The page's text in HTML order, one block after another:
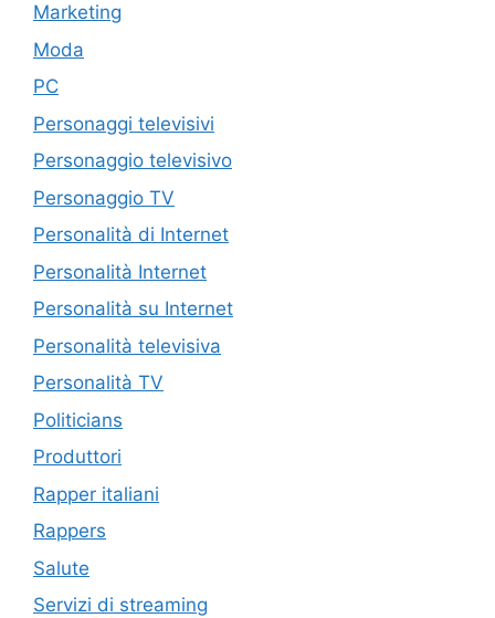
Marketing
Moda
PC
Personaggi televisivi
Personaggio televisivo
Personaggio TV
Personalità di Internet
Personalità Internet
Personalità su Internet
Personalità televisiva
Personalità TV
Politicians
Produttori
Rapper italiani
Rappers
Salute
Servizi di streaming